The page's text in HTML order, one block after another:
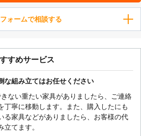
フォームで相談する
すめサービス
な組み立てはお任せください
ない重たい家具がありましたら、ご連絡
丁寧に移動します。また、購入したにも
る家具などがありましたら、お客様の代
てます。